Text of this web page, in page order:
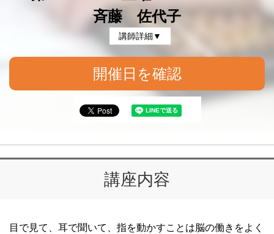
斉藤 佐代子
講師詳細▼
開催日を確認
講座内容
目で見て、耳で聞いて、指を動かすことは脳の働きをよく